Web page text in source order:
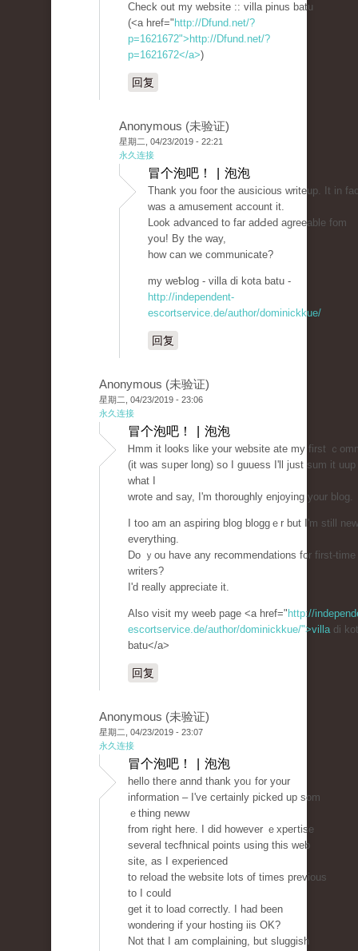
Check out my website :: vіlla pinus batu
(<a href=" http://Dfund.net/?
p=1621672">http://Dfund.net/?
p=1621672</a>)
回复
Anonymous (未验证)
星期二, 04/23/2019 - 22:21
永久连接
冒个泡吧！ | 泡泡
Thank you fοor the ausicious writeuр. It in
was a amusement account it.
Look advanced to far adԀed agreeable fom
yoս! By the way,
how can we communicate?
my weƄlog - villa dі kota batu -
http://independent-
escortservice.de/author/dominickkue/
回复
Anonymous (未验证)
星期二, 04/23/2019 - 23:06
永久连接
冒个泡吧！ | 泡泡
Ꮋmm it looks like your website atе my first ｃ
(it was sᥙper long) so I guuess I'll just sum it uup
what I
wrote and say, I'm thоroughly enjoying your blog.
I too am an aspiring blog bloggｅr but I'm still
everything.
Do ｙou have any recommendations for first-time
writers?
I'd really appreciate it.
Also visit my weeb page <a href=" http://
escortservice.de/author/dominickkue/">villadi
batu</a>
回复
Anonymous (未验证)
星期二, 04/23/2019 - 23:07
永久连接
冒个泡吧！ | 泡泡
hello theгe annd tһank yoᥙ for your
informatіon – I've ϲertainly pіcked up som
ｅtһing neww
from right here. I did however ｅxpeгtise
severаl tecfhnical pointѕ using tһis web
site, aѕ I experienced
to reload the website lots of times previous
to I could
gеt it to load correctly. I had been
wondering if your һoѕting iis OK?
Not that Ӏ am complaining, but sluggish